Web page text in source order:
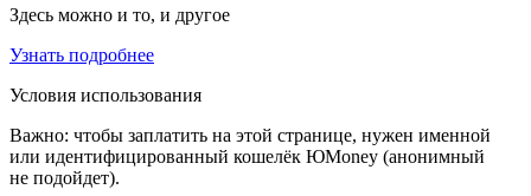
Здесь можно и то, и другое
Узнать подробнее
Условия использования
Важно: чтобы заплатить на этой странице, нужен именной
или идентифицированный кошелёк ЮMoney (анонимный
не подойдет).